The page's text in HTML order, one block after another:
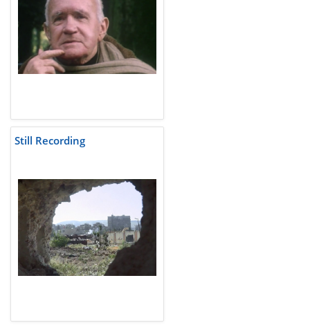
Still Recording